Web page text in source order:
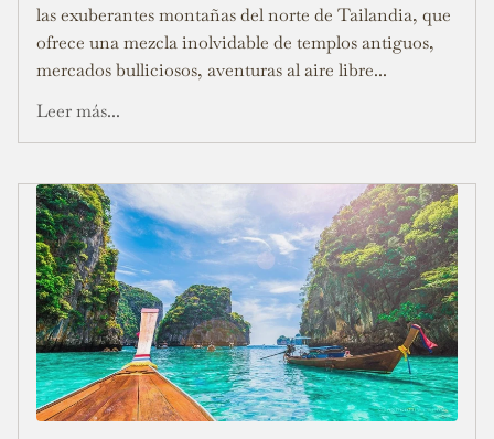
las exuberantes montañas del norte de Tailandia, que
ofrece una mezcla inolvidable de templos antiguos,
mercados bulliciosos, aventuras al aire libre...
Leer más...